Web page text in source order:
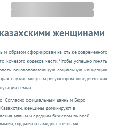
женщинами
образом сформирован на стыке современного
кочевого кодекса чести. Чтобы успешно понять
основополагающую социальную концепцию
служит мощным регулятором поведенческих
семьи.
Согласно официальным данным Бюро
Казахстан, женщины доминируют в
малым и средним бизнесом по всей
гордыми и самодостаточными